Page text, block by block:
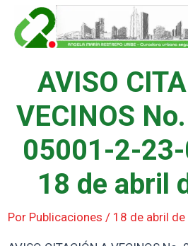
contenido
AVISO
VECINOS
05001-2-
18 de abril
Por Publicaciones / 18 de abril